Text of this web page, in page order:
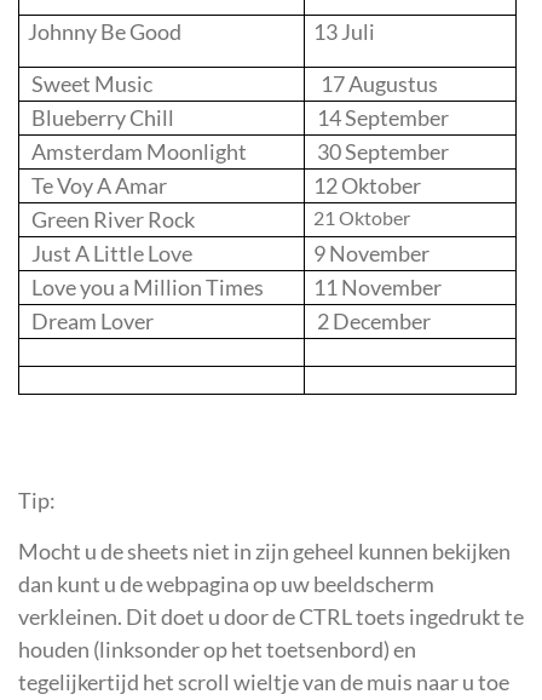
Johnny Be Good
13 Juli
Sweet Music
17 Augustus
Blueberry Chill
14 September
Amsterdam Moonlight
30 September
Te Voy A Amar
12 Oktober
Green River Rock
21 Oktober
Just A Little Love
9 November
Love you a Million Times
11 November
Dream Lover
2 December
Tip:
Mocht u de sheets niet in zijn geheel kunnen bekijken
dan kunt u de webpagina op uw beeldscherm
verkleinen. Dit doet u door de CTRL toets ingedrukt te
houden (linksonder op het toetsenbord) en
tegelijkertijd het scroll wieltje van de muis naar u toe